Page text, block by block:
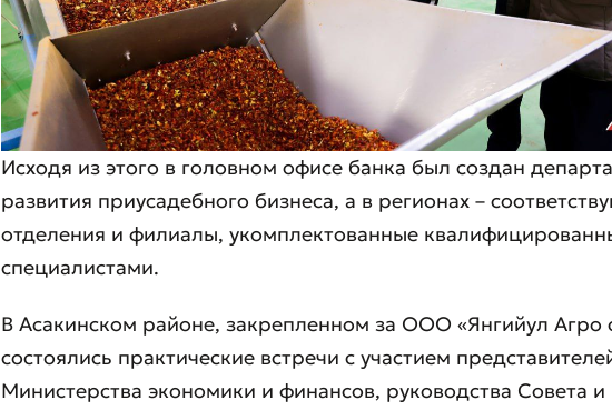
Плохо Отлично
Отправить
* Все поля обязательны для заполнения
Отправить
Исходя из этого в головном офисе банка был создан
развития приусадебного бизнеса, а в регионах –
отделения и филиалы, укомплектованные
специалистами.
В Асакинском районе, закрепленном за ООО «Янгийул Агро
состоялись практические встречи с участием
Министерства экономики и финансов, руководства Совета